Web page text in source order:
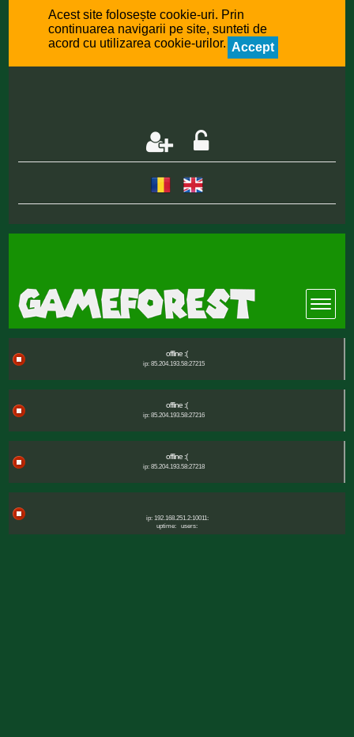
Acest site folosește cookie-uri. Prin
continuarea navigarii pe site, sunteti de
acord cu utilizarea cookie-urilor. Accept
offline :(
ip: 85.204.193.58:27215
offline :(
ip: 85.204.193.58:27216
offline :(
ip: 85.204.193.58:27218
ip: 192.168.251.2:10011:
uptime:
users: